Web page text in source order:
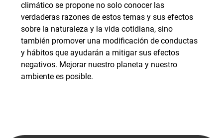
climático se propone no solo conocer las
verdaderas razones de estos temas y sus efectos
sobre la naturaleza y la vida cotidiana, sino
también promover una modificación de conductas
y hábitos que ayudarán a mitigar sus efectos
negativos. Mejorar nuestro planeta y nuestro
ambiente es posible.